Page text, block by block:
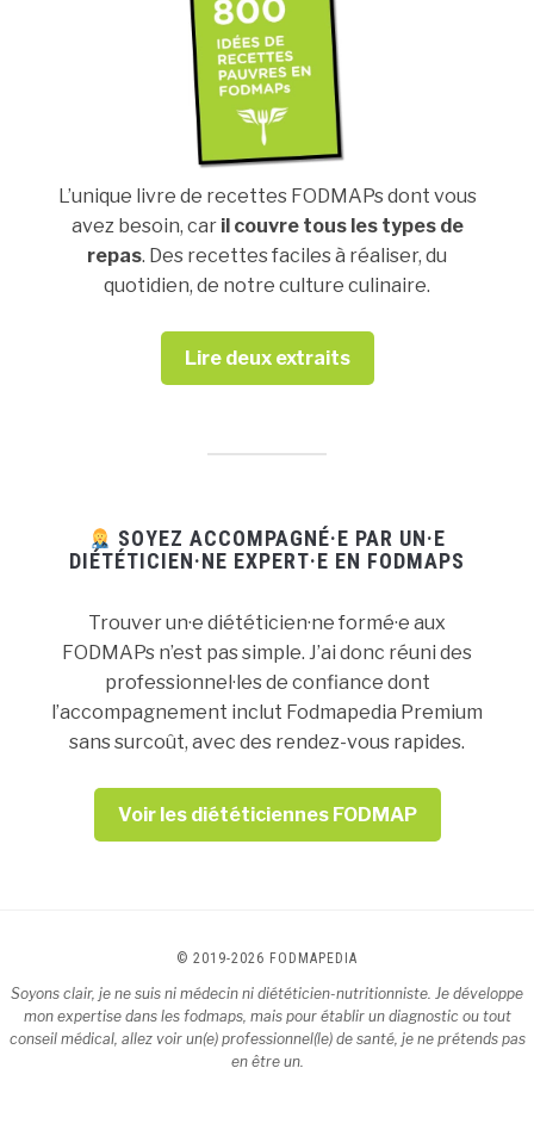
L’unique livre de recettes FODMAPs dont vous
avez besoin, car il couvre tous les types de
repas. Des recettes faciles à réaliser, du
quotidien, de notre culture culinaire.
Lire deux extraits
SOYEZ ACCOMPAGNÉ·E PAR UN·E
DIÉTÉTICIEN·NE EXPERT·E EN FODMAPS
Trouver un·e diététicien·ne formé·e aux
FODMAPs n’est pas simple. J’ai donc réuni des
professionnel·les de confiance dont
l’accompagnement inclut Fodmapedia Premium
sans surcoût, avec des rendez-vous rapides.
Voir les diététiciennes FODMAP
© 2019-2026 FODMAPEDIA
Soyons clair, je ne suis ni médecin ni diététicien-nutritionniste. Je développe
mon expertise dans les fodmaps, mais pour établir un diagnostic ou tout
conseil médical, allez voir un(e) professionnel(le) de santé, je ne prétends pas
en être un.